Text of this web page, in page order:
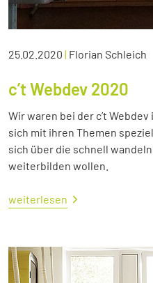
25.02.2020 | Florian Schleich
c’t Webdev 2020
Wir waren bei der c’t
sich mit ihren Themen
sich über die schnell
weiterbilden wollen.
weiterlesen